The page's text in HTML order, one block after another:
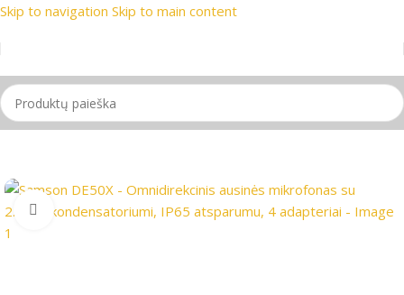
Skip to navigation Skip to main content
📦 Nemokamas
Pradžia/Mikrofonas
Spustelėkite, jei norite padidinti